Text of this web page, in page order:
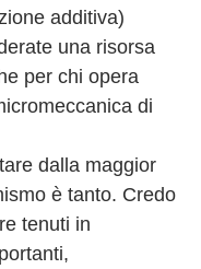
additiva)
una risorsa
per chi opera
di
dalla maggior
è tanto. Credo
tenuti in